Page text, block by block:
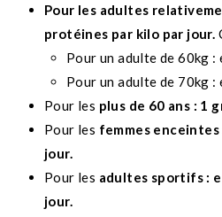
Pour les adultes
protéines par kilo par jour.
Pour un adulte de 60kg
Pour un adulte de 70kg
Pour les plus de 60 ans : 1
Pour les femmes
jour.
Pour les adultes sportifs :
jour.